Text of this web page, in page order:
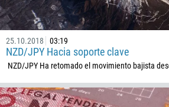
25.10.2018 03:19
NZD/JPY Hacia soporte clave
NZD/JPY Ha retomado el movimiento bajista